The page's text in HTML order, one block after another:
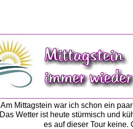
Am Mittagstein war ich schon ein
Das Wetter ist heute stürmisch und
es auf dieser Tour